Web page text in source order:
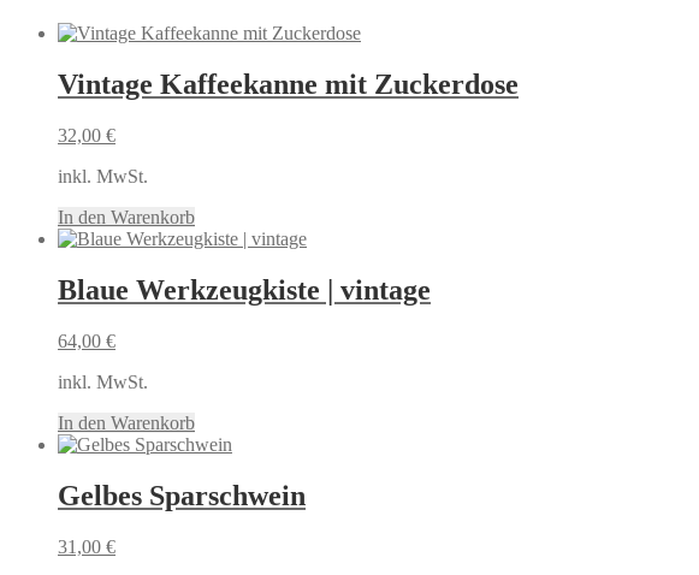
Vintage Kaffeekanne mit Zuckerdose
32,00 €
inkl. MwSt.
In den Warenkorb
Blaue Werkzeugkiste | vintage
64,00 €
inkl. MwSt.
In den Warenkorb
Gelbes Sparschwein
31,00 €